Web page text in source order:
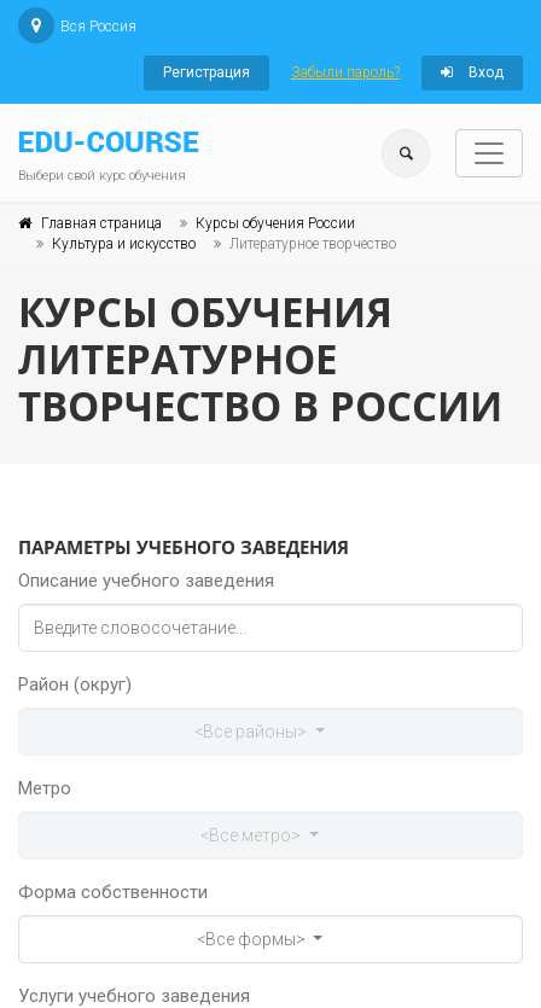
Вся Россия
Регистрация Забыли пароль? Вход
Выбери свой курс обучения
Главная страница
Курсы обучения России
Культура и искусство
Литературное творчество
КУРСЫ ОБУЧЕНИЯ
ЛИТЕРАТУРНОЕ
ТВОРЧЕСТВО В РОССИИ
ПАРАМЕТРЫ УЧЕБНОГО ЗАВЕДЕНИЯ
Описание учебного заведения
Район (округ)
<Все районы>
Метро
<Все метро>
Форма собственности
<Все формы>
Услуги учебного заведения